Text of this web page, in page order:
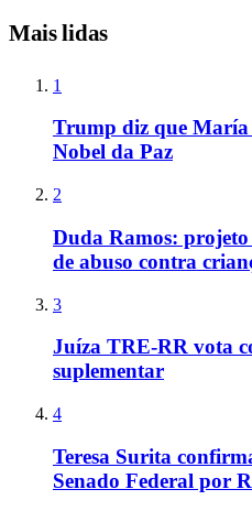
Mais lidas
1
Trump diz que
Nobel da Paz
2
Duda Ramos:
de abuso contra
3
Juíza TRE-RR vota
suplementar
4
Teresa Surita
Senado Federal por